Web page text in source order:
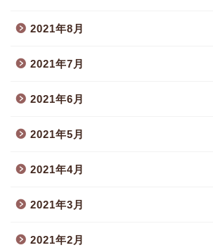
2021年8月
2021年7月
2021年6月
2021年5月
2021年4月
2021年3月
2021年2月